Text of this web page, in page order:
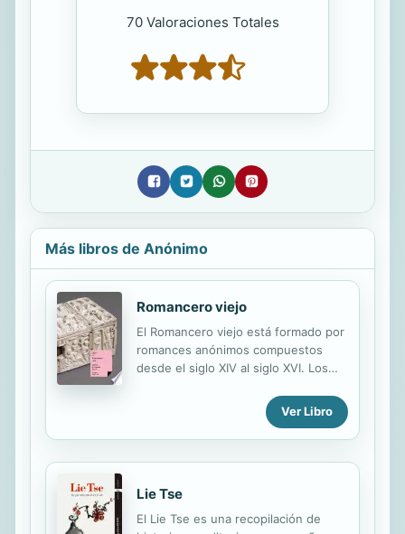
70 Valoraciones Totales
Más libros de Anónimo
Romancero viejo
El Romancero viejo está formado por
romances anónimos compuestos
desde el siglo XIV al siglo XVI. Los
en el cantar de gesta y cada uno de
sus versos estaba dividido en dos
partes —o hemistiquios— por una
pausa —o cesura— con una sola rima
romance gustaba mucho al público,
los juglares empezaron a componer
otros en los que daban noticias,
Ver Libro
Lie Tse
El Lie Tse es una recopilación de